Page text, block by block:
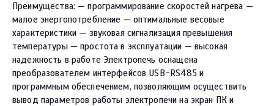
Преимущества: — программирование скоростей нагрева —
малое энергопотребление — оптимальные весовые
характеристики — звуковая сигнализация превышения
температуры — простота в эксплуатации — высокая
надежность в работе Электропечь оснащена
преобразователем интерфейсов USB-RS485 и
программным обеспечением, позволяющим осуществить
вывод параметров работы электропечи на экран ПК и